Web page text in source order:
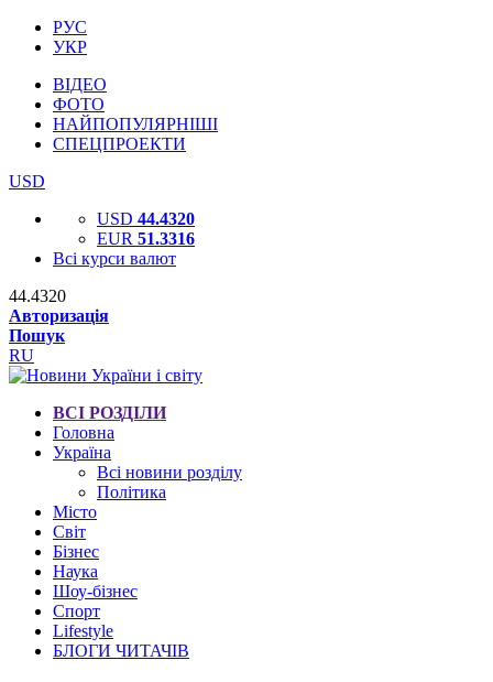
РУС
УКР
ВІДЕО
ФОТО
НАЙПОПУЛЯРНІШІ
СПЕЦПРОЕКТИ
USD
USD 44.4320
EUR 51.3316
Всі курси валют
44.4320
Авторизація
Пошук
RU
ВСІ РОЗДІЛИ
Головна
Україна
Всі новини розділу
Політика
Місто
Світ
Бізнес
Наука
Шоу-бізнес
Спорт
Lifestyle
БЛОГИ ЧИТАЧІВ